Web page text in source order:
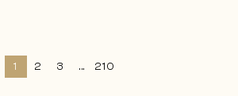
1 2 3 ... 210